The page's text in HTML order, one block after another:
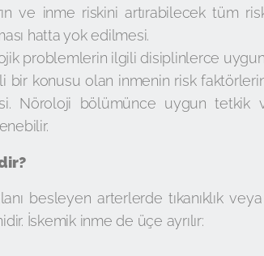
ve inme riskini artırabilecek tüm
hatta yok edilmesi.
problemlerin ilgili disiplinlerce uygun
bir konusu olan inmenin risk
Nöroloji bölümünce uygun tetkik
besleyen arterlerde tıkanıklık veya
İskemik inme de üçe ayrılır: